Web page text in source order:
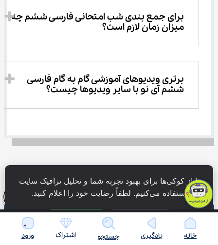
برای جمع بندی شب امتحانی فارسی ششم چه
میزان زمان لازم است؟
برتری ویدیوهای آموزشی گام به گام فارسی
ششم آی نو با سایر ویدیوها چیست؟
نظرات
نظر کاربران
خانه یادگیری جستجو اشتراک ورود
ما از کوکی‌ها برای بهبود تجربه شما و تحلیل ترافیک سایت
استفاده می‌کنیم. لطفاً رضایت خود را اعلام کنید.
فقط ضروری پذیرش همه